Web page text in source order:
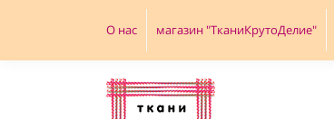
О нас магазин "ТканиКрутоДелие"